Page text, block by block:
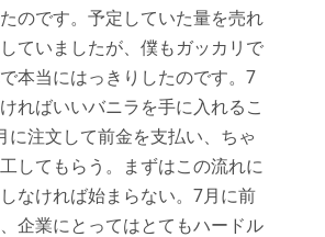
のです。予定していた量を売れ
ていましたが、僕もガッカリで
本当にはっきりしたのです。7
ればいいバニラを手に入れるこ
に注文して前金を支払い、ちゃ
してもらう。まずはこの流れに
なければ始まらない。7月に前
企業にとってはとてもハードル